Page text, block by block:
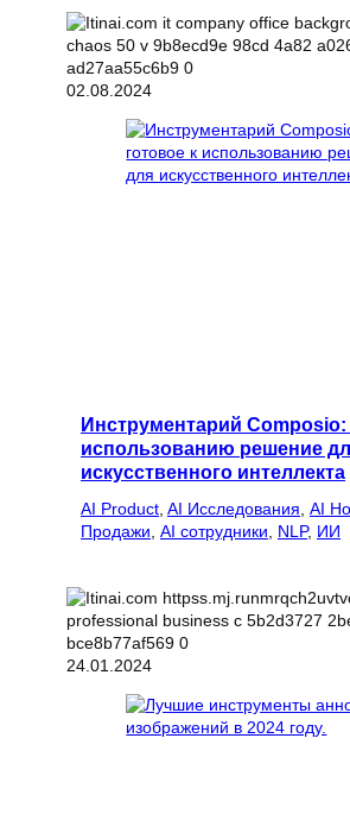
02.08.2024
Инструментарий Composio:
использованию решение
искусственного интеллекта
AI Product AI Исследования AI
Продажи AI сотрудники NLP, ИИ
24.01.2024